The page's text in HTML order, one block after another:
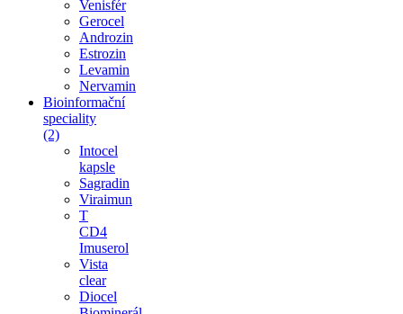
Venisfér
Gerocel
Androzin
Estrozin
Levamin
Nervamin
Bioinformační
speciality
(2)
Intocel
kapsle
Sagradin
Viraimun
T
CD4
Imuserol
Vista
clear
Diocel